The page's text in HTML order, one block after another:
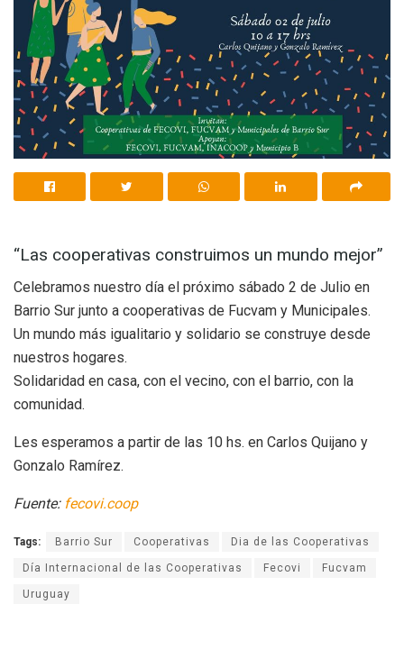
“Las cooperativas construimos un mundo mejor”
Celebramos nuestro día el próximo sábado 2 de Julio en
Barrio Sur junto a cooperativas de Fucvam y Municipales.
Un mundo más igualitario y solidario se construye desde
nuestros hogares.
Solidaridad en casa, con el vecino, con el barrio, con la
comunidad.
Les esperamos a partir de las 10 hs. en Carlos Quijano y
Gonzalo Ramírez.
Fuente: fecovi.coop
Tags: Barrio Sur Cooperativas Dia de las Cooperativas
Día Internacional de las Cooperativas Fecovi Fucvam
Uruguay